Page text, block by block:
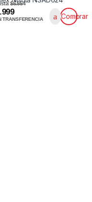
$5.554
TRANSFERENCIA Comprar